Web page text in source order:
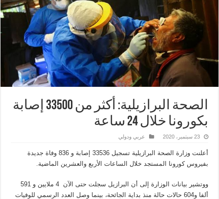
الصحة البرازيلية: أكثر من 33500 إصابة
بكورونا خلال 24 ساعة
23 سبتمبر، 2020 عربي ودولي
أعلنت وزارة الصحة البرازيلية تسجيل 33536 إصابة و 836 وفاة جديدة
بفيروس كورونا المستجد خلال الساعات الأربع والعشرين الماضية.
ووتشير بيانات الوزارة إلى أن البرازيل سجلت حتى الآن 4 ملايين و 591
ألفا و604 حالات حالة منذ بداية الجائحة، بينما وصل العدد الرسمي للوفيات